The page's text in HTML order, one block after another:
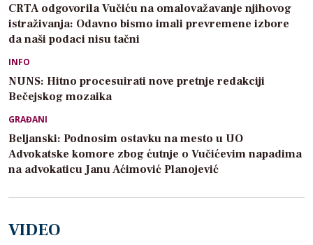
CRTA odgovorila Vučiću na omalovažavanje njihovog
istraživanja: Odavno bismo imali prevremene izbore
da naši podaci nisu tačni
INFO
NUNS: Hitno procesuirati nove pretnje redakciji
Bečejskog mozaika
GRAĐANI
Beljanski: Podnosim ostavku na mesto u UO
Advokatske komore zbog ćutnje o Vučićevim napadima
na advokaticu Janu Aćimović Planojević
VIDEO